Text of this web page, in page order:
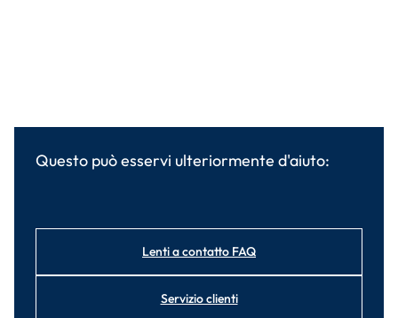
Questo può esservi ulteriormente d'aiuto:
Lenti a contatto FAQ
Servizio clienti